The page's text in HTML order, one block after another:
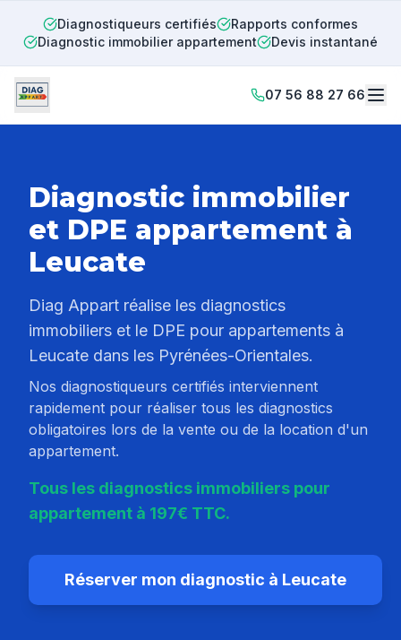
Diagnostiqueurs certifiés
Rapports conformes
Diagnostic immobilier appartement
Devis instantané
07 56 88 27 66
Diagnostic immobilier
et DPE appartement à
Leucate
Diag Appart réalise les diagnostics
immobiliers et le DPE pour appartements à
Leucate dans les Pyrénées-Orientales.
Nos diagnostiqueurs certifiés interviennent
rapidement pour réaliser tous les diagnostics
obligatoires lors de la vente ou de la location d'un
appartement.
Tous les diagnostics immobiliers pour
appartement à 197€ TTC.
Réserver mon diagnostic à Leucate